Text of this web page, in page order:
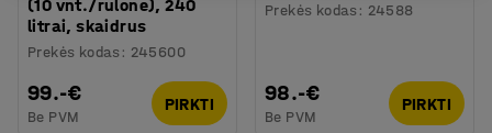
(10 vnt./rulone), 240
litrai, skaidrus
Prekės kodas : 245600
99.-€
Be PVM
PIRKTI
Prekės kodas : 24588
98.-€
Be PVM
PIRKTI